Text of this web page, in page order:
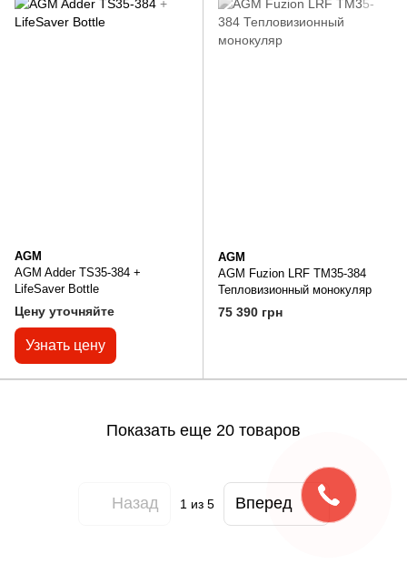
AGM
AGM Adder TS35-384 +
LifeSaver Bottle
Цену уточняйте
Узнать цену
AGM
AGM Fuzion LRF TM35-384
Тепловизионный монокуляр
75 390 грн
Показать еще 20 товаров
Назад 1 из 5 Вперед